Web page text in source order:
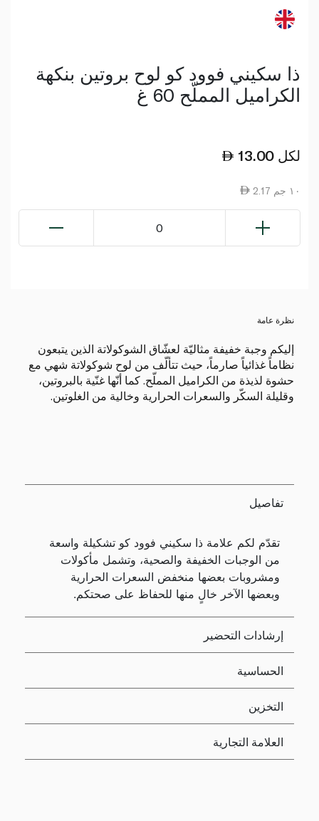
ذا سكيني فوود كو لوح بروتين بنكهة
الكراميل المملّح 60 غ
13.00 لكل
2.17 ١٠ جم
0
نظرة عامة
إليكم وجبة خفيفة مثاليّة لعشّاق الشوكولاتة الذين يتبعون
نظاماً غذائياً صارماً، حيث تتألّف من لوح شوكولاتة شهي مع
حشوة لذيذة من الكراميل المملّح. كما أنّها غنّية بالبروتين،
وقليلة السكّر والسعرات الحرارية وخالية من الغلوتين.
تفاصيل
تقدّم لكم علامة ذا سكيني فوود كو تشكيلة واسعة
من الوجبات الخفيفة والصحية، وتشمل مأكولات
ومشروبات بعضها منخفض السعرات الحرارية
وبعضها الآخر خالٍ منها للحفاظ على صحتكم.
إرشادات التحضير
الحساسية
التخزين
العلامة التجارية